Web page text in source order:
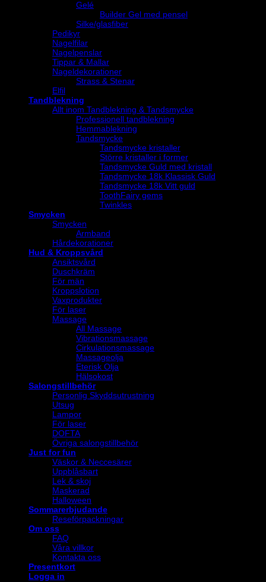
Gelé
Builder Gel med pensel
Silke/glasfiber
Pedikyr
Nagelfilar
Nagelpenslar
Tippar & Mallar
Nageldekorationer
Strass & Stenar
Elfil
Tandblekning
Allt inom Tandblekning & Tandsmycke
Professionell tandblekning
Hemmablekning
Tandsmycke
Tandsmycke kristaller
Större kristaller i former
Tandsmycke Guld med kristall
Tandsmycke 18k Klassisk Guld
Tandsmycke 18k Vitt guld
ToothFairy gems
Twinkles
Smycken
Smycken
Armband
Hårdekorationer
Hud & Kroppsvård
Ansiktsvård
Duschkräm
För män
Kroppslotion
Vaxprodukter
För laser
Massage
All Massage
Vibrationsmassage
Cirkulationsmassage
Massageolja
Eterisk Olja
Hälsokost
Salongstillbehör
Personlig Skyddsutrustning
Utsug
Lampor
För laser
DOFTA
Övriga salongstillbehör
Just for fun
Väskor & Neccesärer
Uppblåsbart
Lek & skoj
Maskerad
Halloween
Sommarerbjudande
Reseförpackningar
Om oss
FAQ
Våra villkor
Kontakta oss
Presentkort
Logga in